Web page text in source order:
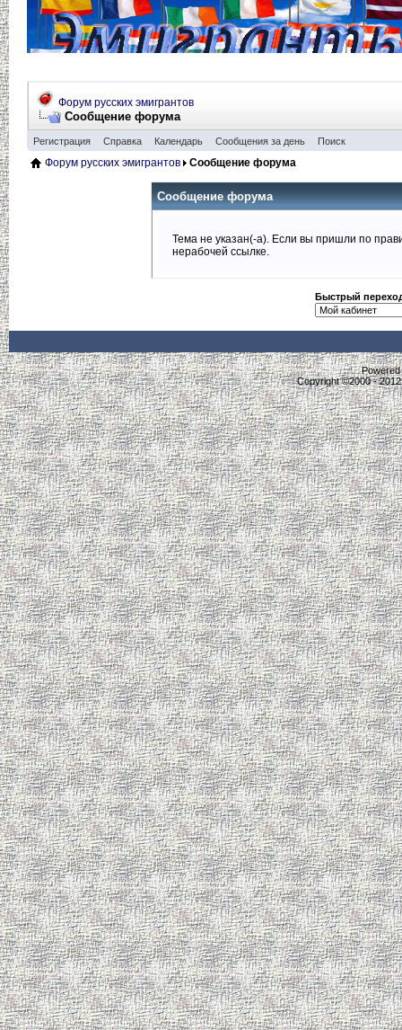
Форум русских эмигрантов
Сообщение форума
Регистрация Справка Календарь Сообщения за день Поиск
Форум русских эмигрантов Сообщение форума
Сообщение форума
Тема не указан(-а). Если вы пришли по
нерабочей ссылке.
Быстрый
Powered
Copyright ©2000 -